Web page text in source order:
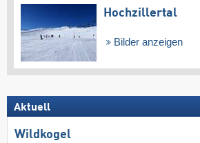
Hochzillertal
Bilder anzeigen
Aktuell
Wildkogel